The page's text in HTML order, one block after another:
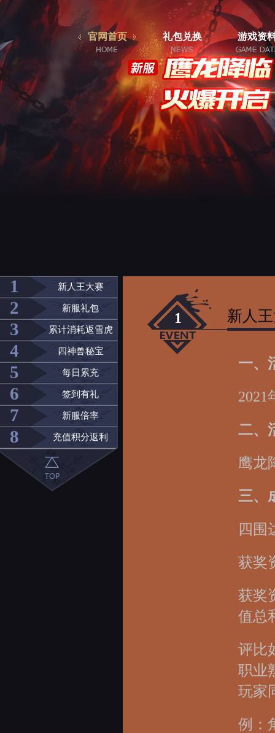
官网首页 礼包兑换 游戏资
1 新人
一、
2021
二、
鹰龙
三、
四围
获奖
获奖
值总
评比
职业
玩家
例：
1 新人王大赛
2 新服礼包
3 累计消耗返雪虎
4 四神兽秘宝
5 每日累充
6 签到有礼
7 新服倍率
8 充值积分返利